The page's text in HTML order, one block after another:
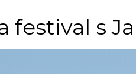
festival s